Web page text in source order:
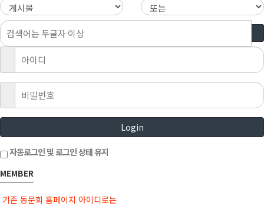
Login
자동로그인 및 로그인 상태 유지
MEMBER
기존 동문회 홈페이지 아이디로는